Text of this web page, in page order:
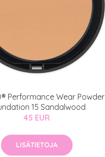
Performance Wear Powder
15 Sandalwood
45 EUR
LISÄTIETOJA